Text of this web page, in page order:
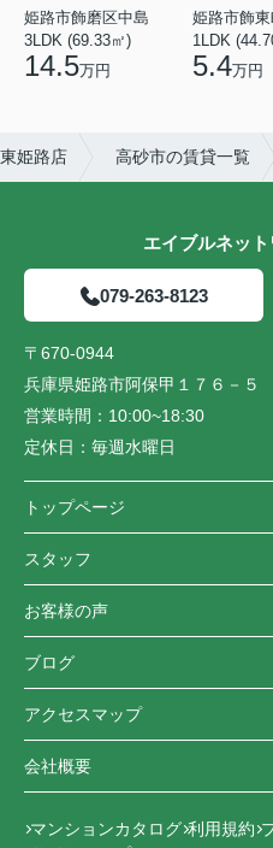
姫路市飾磨区中島
3LDK (69.33㎡)
14.5万円
姫路市飾
1LDK
5.4万円
姫路店 高砂市の賃貸一覧
エイブルネッ
079-263-8123
〒670-0944
兵庫県姫路市阿保甲１７６－５
営業時間： 10:00~18:30
定休日： 毎週水曜日
トップページ
スタッフ
お客様の声
ブログ
アクセスマップ
会社概要
マンションカタログ 利用規約